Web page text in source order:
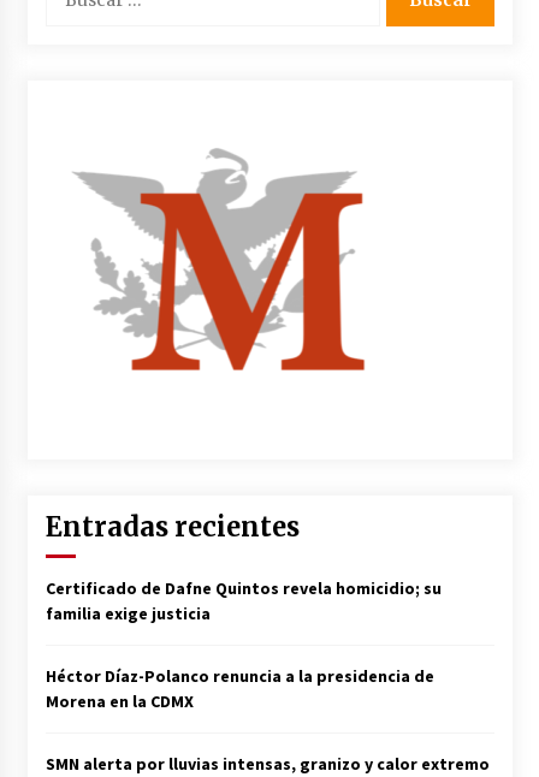
Entradas recientes
Certificado de Dafne Quintos revela homicidio; su
familia exige justicia
Héctor Díaz-Polanco renuncia a la presidencia de
Morena en la CDMX
SMN alerta por lluvias intensas, granizo y calor extremo